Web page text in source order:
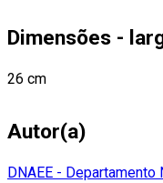
Dimensões -
26 cm
Autor(a)
DNAEE -